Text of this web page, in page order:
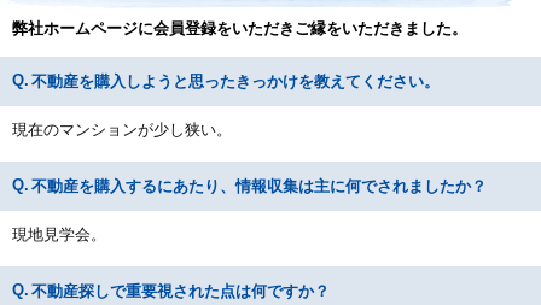
弊社ホームページに会員登録をいただきご縁をいただきました。
不動産を購入しようと思ったきっかけを教えてください。
現在のマンションが少し狭い。
不動産を購入するにあたり、情報収集は主に何でされましたか？
現地見学会。
不動産探しで重要視された点は何ですか？